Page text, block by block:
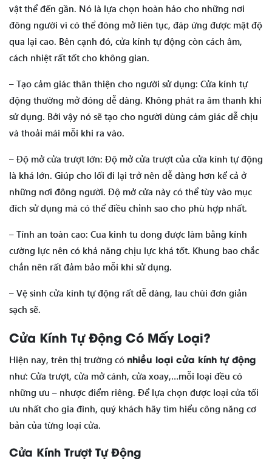
vật thể đến gần. Nó là lựa chọn hoàn hảo cho những nơi
đông người vì có thể đóng mở liên tục, đáp ứng được mật độ
qua lại cao. Bên cạnh đó, cửa kính tự động còn cách âm,
cách nhiệt rất tốt cho không gian.
– Tạo cảm giác thân thiện cho người sử dụng: Cửa kính tự
động thường mở đóng dễ dàng. Không phát ra âm thanh khi
sử dụng. Bởi vậy nó sẽ tạo cho người dùng cảm giác dễ chịu
và thoải mái mỗi khi ra vào.
– Độ mở cửa trượt lớn: Độ mở cửa trượt của cửa kính tự động
là khá lớn. Giúp cho lối đi lại trở nên dễ dàng hơn kể cả ở
những nơi đông người. Độ mở cửa này có thể tùy vào mục
đích sử dụng mà có thể điều chỉnh sao cho phù hợp nhất.
– Tính an toàn cao: Cua kinh tu dong được làm bằng kính
cường lực nên có khả năng chịu lực khá tốt. Khung bao chắc
chắn nên rất đảm bảo mỗi khi sử dụng.
– Vệ sinh cửa kính tự động rất dễ dàng, lau chùi đơn giản
sạch sẽ.
Cửa Kính Tự Động Có Mấy Loại?
Hiện nay, trên thị trường có nhiều loại cửa kính tự động
như: Cửa trượt, cửa mở cánh, cửa xoay,…mỗi loại đều có
những ưu – nhược điểm riêng. Để lựa chọn được loại cửa tối
ưu nhất cho gia đình, quý khách hãy tìm hiểu công năng cơ
bản của từng loại cửa.
Cửa Kính Trượt Tự Động